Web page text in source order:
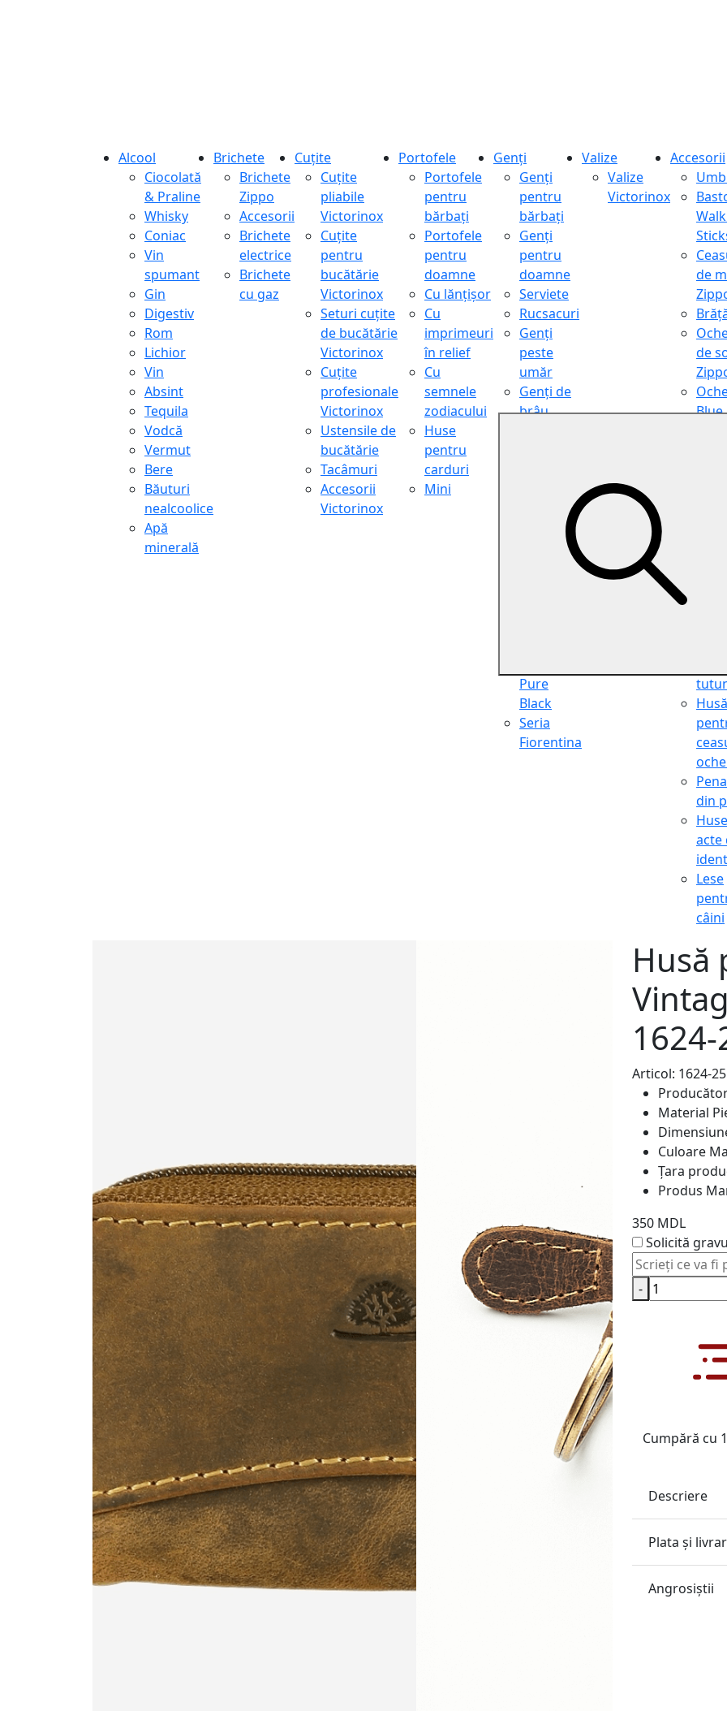
Alcool
Ciocolată
& Praline
Whisky
Coniac
Vin
spumant
Gin
Digestiv
Rom
Lichior
Vin
Absint
Tequila
Vodcă
Vermut
Bere
Băuturi
nealcoolice
Apă
minerală
Brichete
Brichete
Zippo
Accesorii
Brichete
electrice
Brichete
cu gaz
Cuțite
Cuțite
pliabile
Victorinox
Cuțite
pentru
bucătărie
Victorinox
Seturi cuțite
de bucătărie
Victorinox
Cuțite
profesionale
Victorinox
Ustensile de
bucătărie
Tacâmuri
Accesorii
Victorinox
Portofele
Portofele
pentru
bărbați
Portofele
pentru
doamne
Cu lănțișor
Cu
imprimeuri
în relief
Cu
semnele
zodiacului
Huse
pentru
carduri
Mini
Genți
Genți
pentru
bărbați
Genți
pentru
doamne
Serviete
Rucsacuri
Genți
peste
umăr
Genți de
brâu
cosmetice
Pure
Black
Seria
Fiorentina
Valize
Valize
Victorinox
Accesorii
de
de
Blue
Husă
din
Huse
acte
Lese
câini
Husă
Articol: 1624-25
Material
Culoare
Țara
Produs
350 MDL
Solicită
-
Cumpără cu
Descriere
Plata și
Angrosiştii